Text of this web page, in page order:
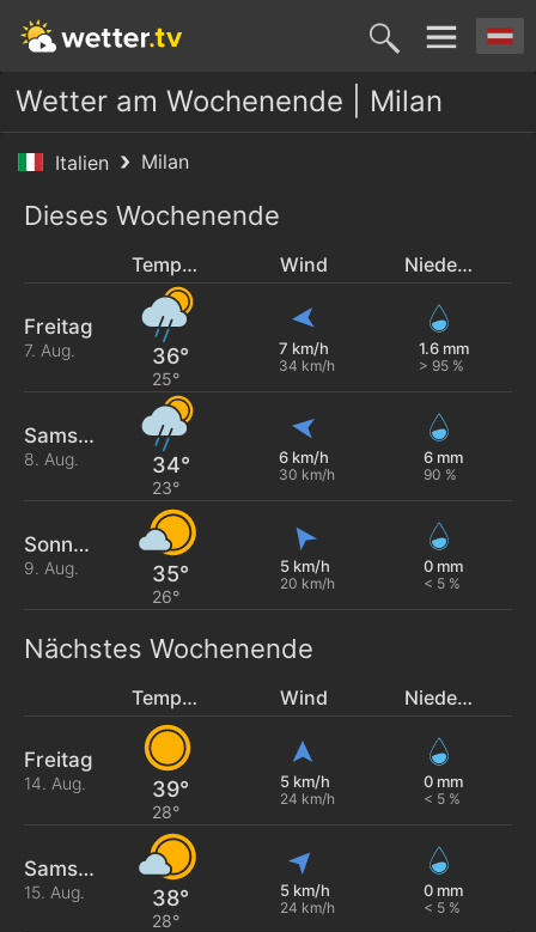
Wetter am Wochenende | Milan
Italien Milan
Dieses Wochenende
Temperatur Wind Niederschlag
Freitag
7. Aug. 36°
25°
7 km/h
34 km/h
1.6 mm
> 95 %
Samstag
8. Aug. 34°
23°
6 km/h
30 km/h
6 mm
90 %
Sonntag
9. Aug. 35°
26°
5 km/h
20 km/h
0 mm
< 5 %
Nächstes Wochenende
Temperatur Wind Niederschlag
Freitag
14. Aug. 39°
28°
5 km/h
24 km/h
0 mm
< 5 %
Samstag
15. Aug. 38°
28°
5 km/h
24 km/h
0 mm
< 5 %